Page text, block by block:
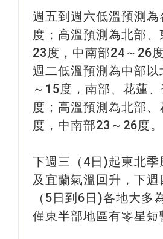
週五到週六低溫預測
度；高溫預測為北部、
23度，中南部24～26
週二低溫預測為中部以
～15度，南部、花蓮
度；高溫預測為北部
度，中南部23～26度。
下週三（4日)起東北季
及宜蘭氣溫回升，下週
（5日到6日)各地大多
僅東半部地區有零星短